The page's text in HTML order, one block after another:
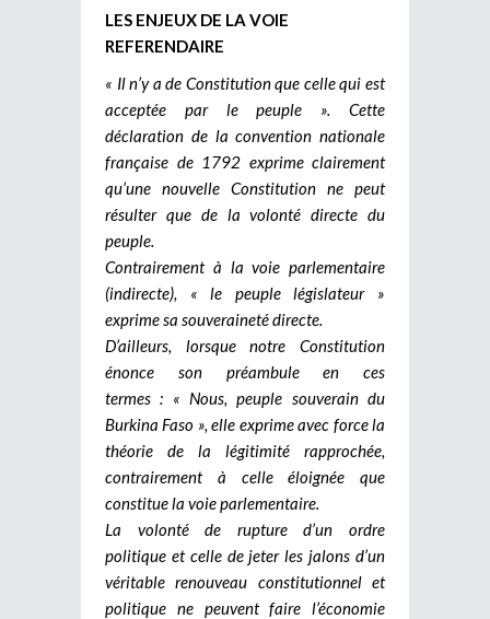
LES ENJEUX DE LA VOIE
REFERENDAIRE
« Il n’y a de Constitution que celle qui est
acceptée par le peuple ». Cette
déclaration de la convention nationale
française de 1792 exprime clairement
qu’une nouvelle Constitution ne peut
résulter que de la volonté directe du
peuple.
Contrairement à la voie parlementaire
(indirecte), « le peuple législateur »
exprime sa souveraineté directe.
D’ailleurs, lorsque notre Constitution
énonce son préambule en ces
termes : « Nous, peuple souverain du
Burkina Faso », elle exprime avec force la
théorie de la légitimité rapprochée,
contrairement à celle éloignée que
constitue la voie parlementaire.
La volonté de rupture d’un ordre
politique et celle de jeter les jalons d’un
véritable renouveau constitutionnel et
politique ne peuvent faire l’économie